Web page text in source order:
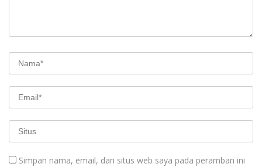
Simpan nama, email, dan situs web saya pada peramban ini